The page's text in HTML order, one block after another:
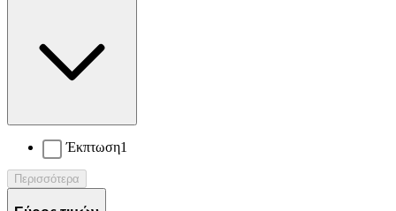
Έκπτωση1
Περισσότερα